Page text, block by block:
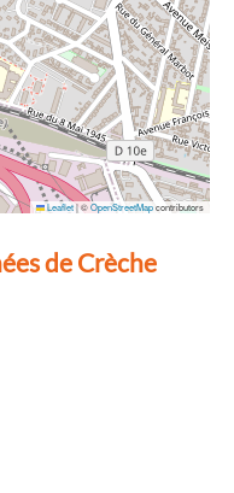
Leaflet|©OpenStreetMapcontributors
de Crèche